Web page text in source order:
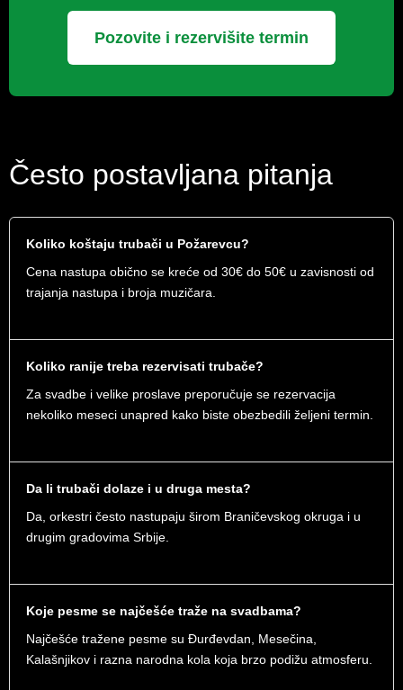
Pozovite i rezervišite termin
Često postavljana pitanja
Koliko koštaju trubači u Požarevcu?
Cena nastupa obično se kreće od 30€ do 50€ u zavisnosti od
trajanja nastupa i broja muzičara.
Koliko ranije treba rezervisati trubače?
Za svadbe i velike proslave preporučuje se rezervacija
nekoliko meseci unapred kako biste obezbedili željeni termin.
Da li trubači dolaze i u druga mesta?
Da, orkestri često nastupaju širom Braničevskog okruga i u
drugim gradovima Srbije.
Koje pesme se najčešće traže na svadbama?
Najčešće tražene pesme su Đurđevdan, Mesečina,
Kalašnjikov i razna narodna kola koja brzo podižu atmosferu.